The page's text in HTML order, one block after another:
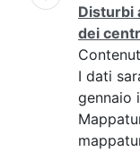
Disturbi
dei
I dati
gennaio